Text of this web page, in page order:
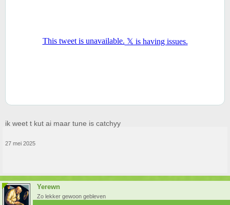
ik weet t kut ai maar tune is catchyy
27 mei 2025
Yerewn
Zo lekker gewoon gebleven